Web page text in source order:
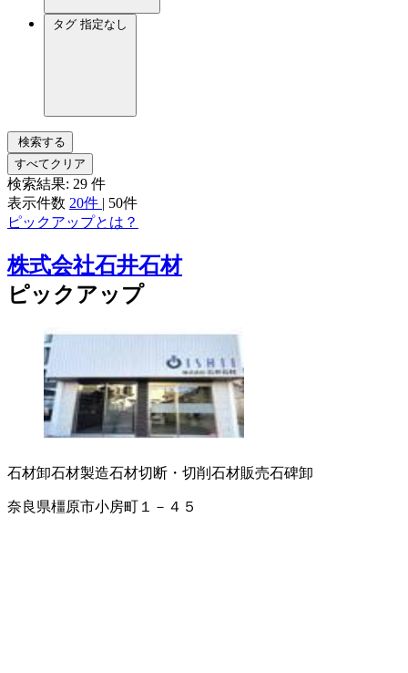
タグ 指定なし
検索する
すべてクリア
検索結果: 29 件
表示件数 20件 | 50件
ピックアップとは？
株式会社石井石材
ピックアップ
石材卸石材製造石材切断・切削 石材販売石碑卸
奈良県橿原市小房町１－４５